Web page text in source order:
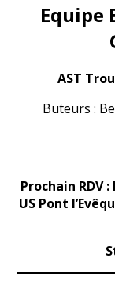
Equipe
AST
Buteurs :
Prochain RDV
US Pont